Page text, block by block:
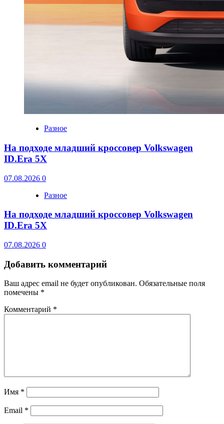
Разное
На подходе младший кроссовер Volkswagen
ID.Era 5X
07.08.2026 0
Разное
На подходе младший кроссовер Volkswagen
ID.Era 5X
07.08.2026 0
Добавить комментарий
Ваш адрес email не будет опубликован. Обязательные поля
помечены *
Комментарий *
Имя *
Email *